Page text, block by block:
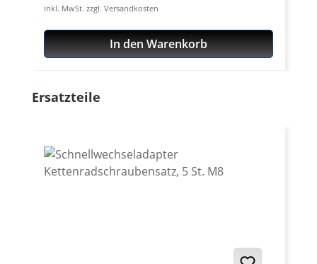
inkl. MwSt. zzgl. Versandkosten
In den Warenkorb
Produktgalerie überspringen
Ersatzteile